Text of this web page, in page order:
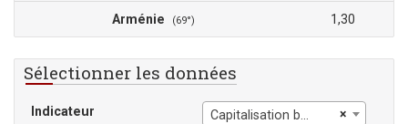
Arménie (69°) 1,30
Sélectionner les données
Indicateur ×
Capitalisation boursière des sociétés nationales cotées (% du PIB)